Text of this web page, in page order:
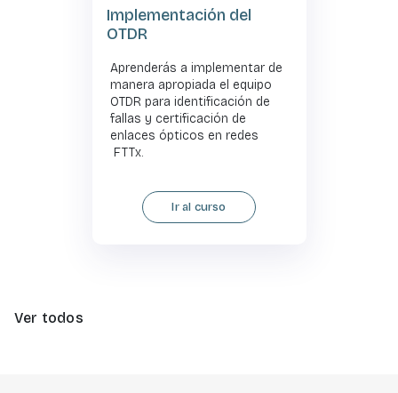
Implementación del
OTDR
Aprenderás a implementar de
manera apropiada el equipo
OTDR para identificación de
fallas y certificación de
enlaces ópticos en redes
FTTx.
Ir al curso
Ver todos